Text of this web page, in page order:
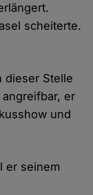
scheiterte.
dieser Stelle
er
und
er seinem